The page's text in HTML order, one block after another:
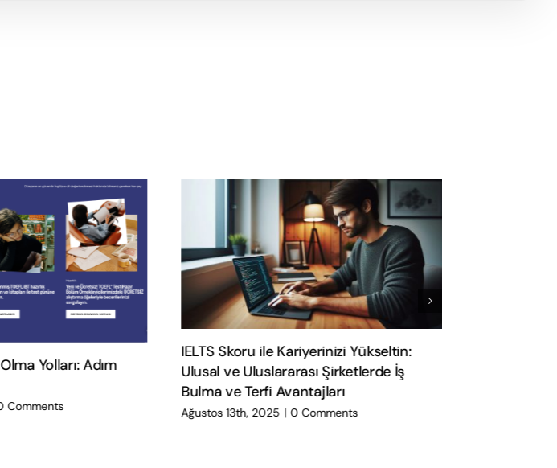
Yolları: Adım
IELTS Skoru ile Kariyerinizi Yükseltin:
Ulusal ve Uluslararası Şirketlerde İş
Bulma ve Terfi Avantajları
Ağustos 13th, 2025 | 0 Comments